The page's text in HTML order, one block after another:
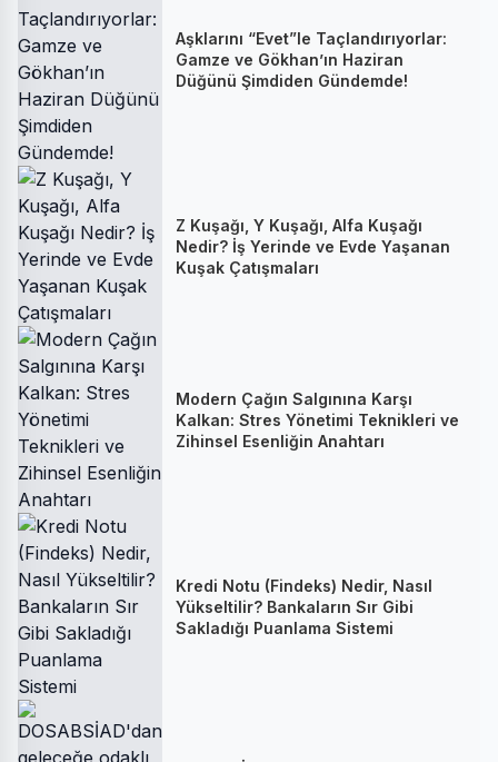
Aşklarını “Evet”le Taçlandırıyorlar:
Gamze ve Gökhan’ın Haziran
Düğünü Şimdiden Gündemde!
Z Kuşağı, Y Kuşağı, Alfa Kuşağı
Nedir? İş Yerinde ve Evde Yaşanan
Kuşak Çatışmaları
Modern Çağın Salgınına Karşı
Kalkan: Stres Yönetimi Teknikleri ve
Zihinsel Esenliğin Anahtarı
Kredi Notu (Findeks) Nedir, Nasıl
Yükseltilir? Bankaların Sır Gibi
Sakladığı Puanlama Sistemi